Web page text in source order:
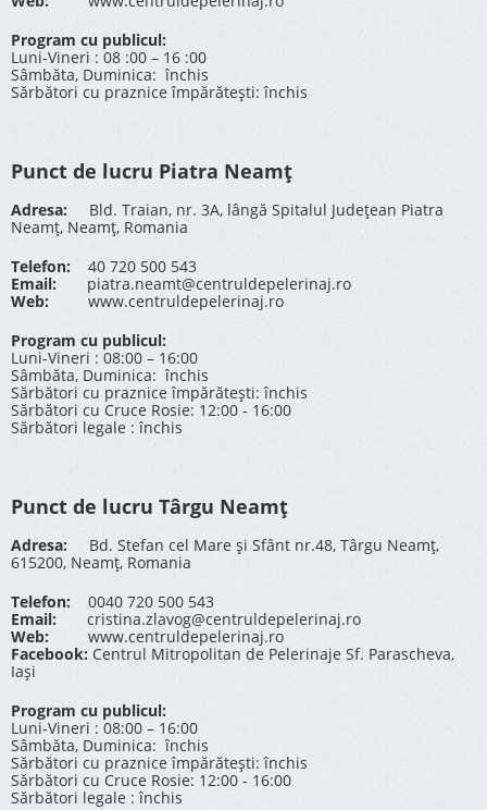
Program cu publicul:
Luni-Vineri : 08 :00 – 16 :00
Sâmbăta, Duminica: închis
Sărbători cu praznice împărătești: închis
Punct de lucru Piatra Neamț
Adresa: Bld. Traian, nr. 3A, lângă Spitalul Județean Piatra
Neamț, Neamț, Romania
Telefon:40 720 500 543
Email:
piatra.neamt@centruldepelerinaj.ro
Web:
www.centruldepelerinaj.ro
Program cu publicul:
Luni-Vineri : 08:00 – 16:00
Sâmbăta, Duminica: închis
Sărbători cu praznice împărătești: închis
Sărbători cu Cruce Rosie: 12:00 - 16:00
Sărbători legale : închis
Punct de lucru Târgu Neamț
Adresa: Bd. Stefan cel Mare și Sfânt nr.48, Târgu Neamț,
615200, Neamț, Romania
Telefon: 0040 720 500 543
Email:
cristina.zlavog@centruldepelerinaj.ro
Web:
www.centruldepelerinaj.ro
Facebook: Centrul Mitropolitan de Pelerinaje Sf. Parascheva,
Iași
Program cu publicul:
Luni-Vineri : 08:00 – 16:00
Sâmbăta, Duminica: închis
Sărbători cu praznice împărătești: închis
Sărbători cu Cruce Rosie: 12:00 - 16:00
Sărbători legale : închis